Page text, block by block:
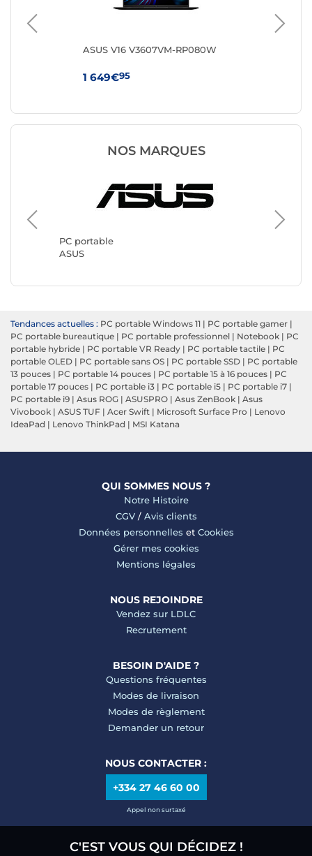
ASUS V16 V3607VM-RP080W
1 649€95
NOS MARQUES
PC portable
ASUS
PC
Lenovo
Tendances actuelles : PC portable Windows 11 | PC portable gamer |
PC portable bureautique | PC portable professionnel | Notebook | PC
portable hybride | PC portable VR Ready | PC portable tactile | PC
portable OLED | PC portable sans OS | PC portable SSD | PC portable
13 pouces | PC portable 14 pouces | PC portable 15 à 16 pouces | PC
portable 17 pouces | PC portable i3 | PC portable i5 | PC portable i7 |
PC portable i9 | Asus ROG | ASUSPRO | Asus ZenBook | Asus
Vivobook | ASUS TUF | Acer Swift | Microsoft Surface Pro | Lenovo
IdeaPad | Lenovo ThinkPad | MSI Katana
QUI SOMMES NOUS ?
Notre Histoire
CGV/ Avis clients
Données personnelles et Cookies
Gérer mes cookies
Mentions légales
NOUS REJOINDRE
Vendez sur LDLC
Recrutement
BESOIN D'AIDE ?
Questions fréquentes
Modes de livraison
Modes de règlement
Demander un retour
NOUS CONTACTER :
+334 27 46 60 00
Appel non surtaxé
C'EST VOUS QUI DÉCIDEZ !